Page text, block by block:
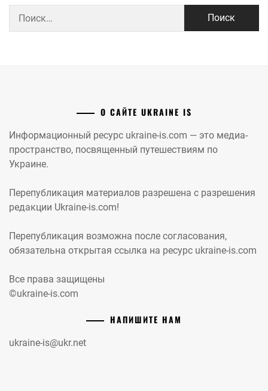
О САЙТЕ UKRAINE IS
Информационный ресурс ukraine-is.com — это медиа-
пространство, посвященный путешествиям по
Украине.
Перепубликация материалов разрешена с разрешения
редакции Ukraine-is.com!
Перепубликация возможна после согласования,
обязательна открытая ссылка на ресурс ukraine-is.com
Все права защищены
©ukraine-is.com
НАПИШИТЕ НАМ
ukraine-is@ukr.net